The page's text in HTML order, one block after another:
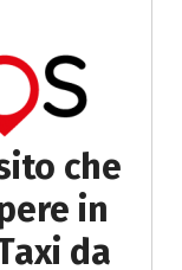
che
in
da